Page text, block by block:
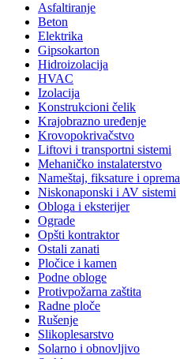
Asfaltiranje
Beton
Elektrika
Gipsokarton
Hidroizolacija
HVAC
Izolacija
Konstrukcioni čelik
Krajobrazno uređenje
Krovopokrivačstvo
Liftovi i transportni sistemi
Mehaničko instalaterstvo
Nameštaj, fiksature i oprema
Niskonaponski i AV sistemi
Obloga i eksterijer
Ograde
Opšti kontraktor
Ostali zanati
Pločice i kamen
Podne obloge
Protivpožarna zaštita
Radne ploče
Rušenje
Slikoplesarstvo
Solarno i obnovljivo